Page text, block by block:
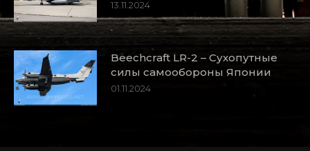
13.11.2024
Beechcraft LR-2 – Сухопутные
силы самообороны Японии
01.11.2024